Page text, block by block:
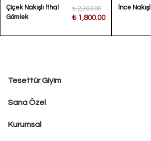
Çiçek Nakışlı İthal
Gömlek
₺ 2,300.00
₺ 1,800.00
İnce
Tesettür Giyim
Sana Özel
Kurumsal